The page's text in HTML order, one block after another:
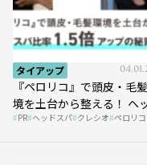
タイアップ
『ペロリコ』で頭皮・毛
境を土台から整える！ ヘ
スパ比率1.5倍アップの秘
PR ヘッドスパ クレシオ ペロリコ